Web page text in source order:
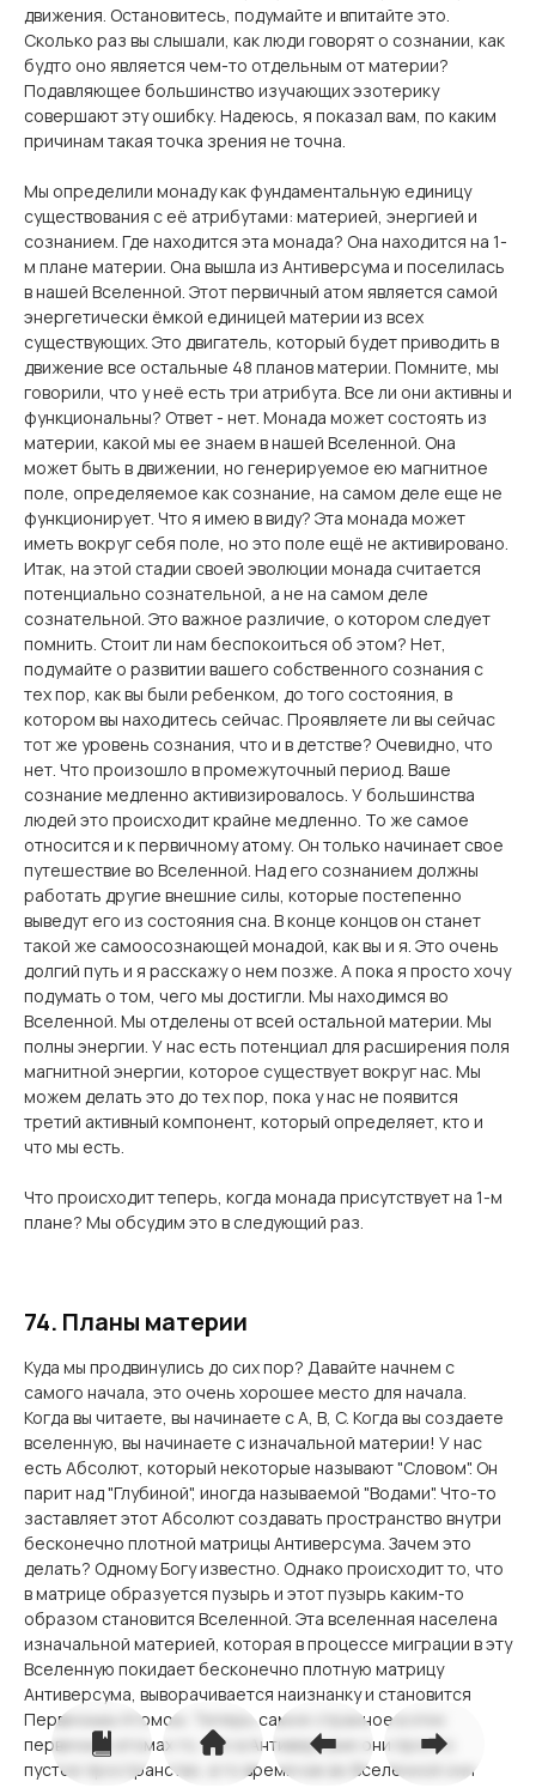
движения. Остановитесь, подумайте и впитайте это.
Сколько раз вы слышали, как люди говорят о сознании, как
будто оно является чем-то отдельным от материи?
Подавляющее большинство изучающих эзотерику
совершают эту ошибку. Надеюсь, я показал вам, по каким
причинам такая точка зрения не точна.
Мы определили монаду как фундаментальную единицу
существования с её атрибутами: материей, энергией и
сознанием. Где находится эта монада? Она находится на 1-
м плане материи. Она вышла из Антиверсума и поселилась
в нашей Вселенной. Этот первичный атом является самой
энергетически ёмкой единицей материи из всех
существующих. Это двигатель, который будет приводить в
движение все остальные 48 планов материи. Помните, мы
говорили, что у неё есть три атрибута. Все ли они активны и
функциональны? Ответ - нет. Монада может состоять из
материи, какой мы ее знаем в нашей Вселенной. Она
может быть в движении, но генерируемое ею магнитное
поле, определяемое как сознание, на самом деле еще не
функционирует. Что я имею в виду? Эта монада может
иметь вокруг себя поле, но это поле ещё не активировано.
Итак, на этой стадии своей эволюции монада считается
потенциально сознательной, а не на самом деле
сознательной. Это важное различие, о котором следует
помнить. Стоит ли нам беспокоиться об этом? Нет,
подумайте о развитии вашего собственного сознания с
тех пор, как вы были ребенком, до того состояния, в
котором вы находитесь сейчас. Проявляете ли вы сейчас
тот же уровень сознания, что и в детстве? Очевидно, что
нет. Что произошло в промежуточный период. Ваше
сознание медленно активизировалось. У большинства
людей это происходит крайне медленно. То же самое
относится и к первичному атому. Он только начинает свое
путешествие во Вселенной. Над его сознанием должны
работать другие внешние силы, которые постепенно
выведут его из состояния сна. В конце концов он станет
такой же самоосознающей монадой, как вы и я. Это очень
долгий путь и я расскажу о нем позже. А пока я просто хочу
подумать о том, чего мы достигли. Мы находимся во
Вселенной. Мы отделены от всей остальной материи. Мы
полны энергии. У нас есть потенциал для расширения поля
магнитной энергии, которое существует вокруг нас. Мы
можем делать это до тех пор, пока у нас не появится
третий активный компонент, который определяет, кто и
что мы есть.
Что происходит теперь, когда монада присутствует на 1-м
плане? Мы обсудим это в следующий раз.
74. Планы материи
Куда мы продвинулись до сих пор? Давайте начнем с
самого начала, это очень хорошее место для начала.
Когда вы читаете, вы начинаете с A, B, C. Когда вы создаете
вселенную, вы начинаете с изначальной материи! У нас
есть Абсолют, который некоторые называют "Словом". Он
парит над "Глубиной", иногда называемой "Водами". Что-то
заставляет этот Абсолют создавать пространство внутри
бесконечно плотной матрицы Антиверсума. Зачем это
делать? Одному Богу известно. Однако происходит то, что
в матрице образуется пузырь и этот пузырь каким-то
образом становится Вселенной. Эта вселенная населена
изначальной материей, которая в процессе миграции в эту
Вселенную покидает бесконечно плотную матрицу
Антиверсума, выворачивается наизнанку и становится
Первичным Атомом. Теперь самое странное в этих
первичных атомах то, что в Антиверсуме они просто
пустое пространство, в то время как во Вселенной они